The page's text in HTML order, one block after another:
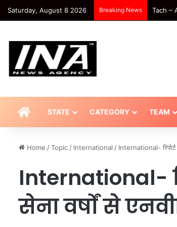
Saturday, August 8 2026 Breaking News Tach –
HOMESTATE CATEGORY TEAM
Home /Topic / International / International- रिपोर्ट
International-
सेना वर्षों से